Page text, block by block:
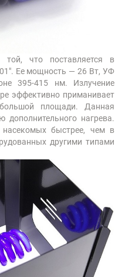
той, что поставляется в
Ее мощность — 26 Вт, УФ
395-415 нм. Излучение
эффективно приманивает
площади. Данная
нагрева.
насекомых быстрее, чем в
другими типами